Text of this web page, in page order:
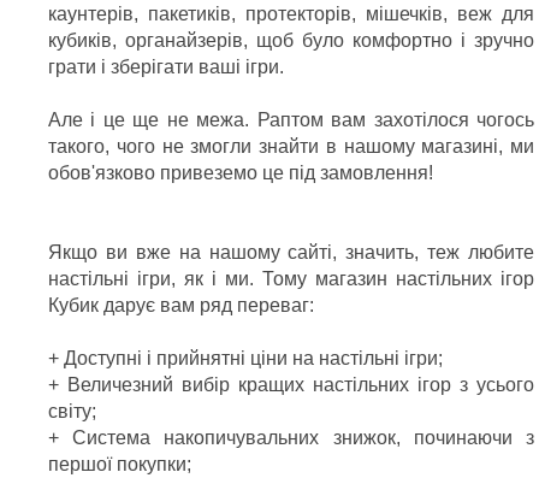
каунтерів, пакетиків, протекторів, мішечків, веж для
кубиків, органайзерів, щоб було комфортно і зручно
грати і зберігати ваші ігри.
Але і це ще не межа. Раптом вам захотілося чогось
такого, чого не змогли знайти в нашому магазині, ми
обов'язково привеземо це під замовлення!
Якщо ви вже на нашому сайті, значить, теж любите
настільні ігри, як і ми. Тому магазин настільних ігор
Кубик дарує вам ряд переваг:
+ Доступні і прийнятні ціни на настільні ігри;
+ Величезний вибір кращих настільних ігор з усього
світу;
+ Система накопичувальних знижок, починаючи з
першої покупки;